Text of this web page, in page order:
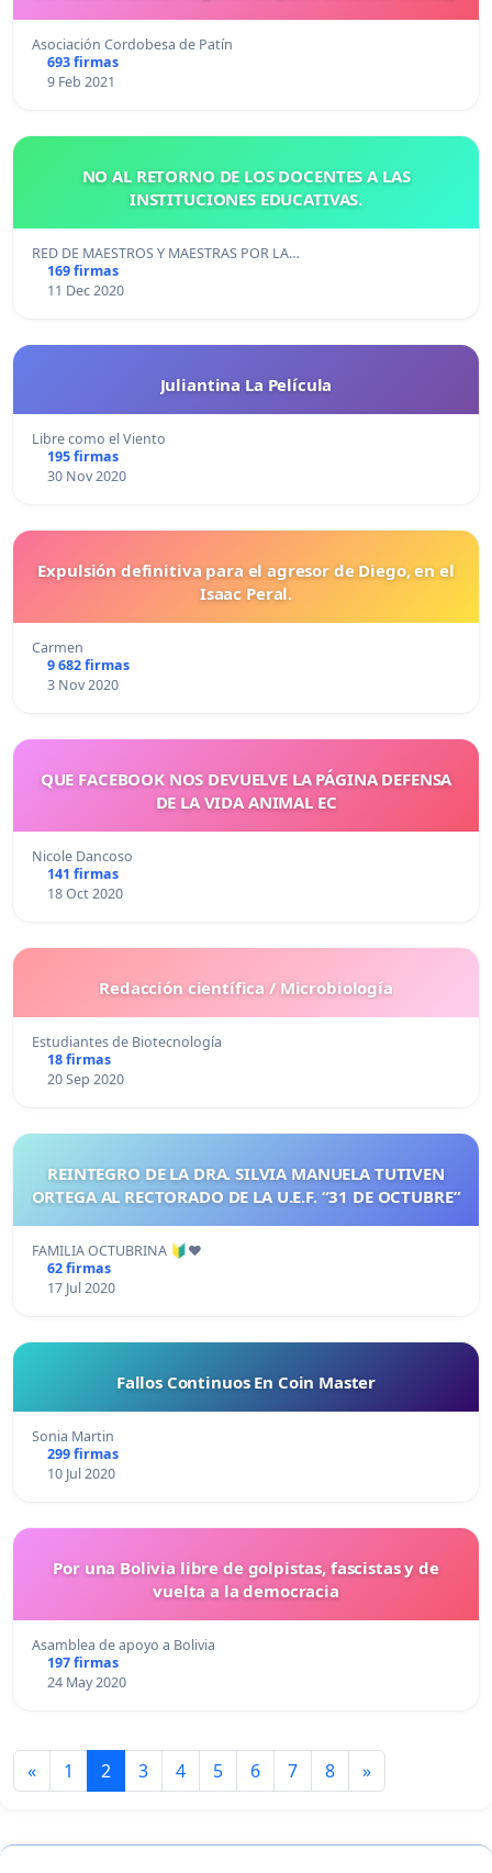
Asociación Cordobesa de Patín
693 firmas
9 Feb 2021
NO AL RETORNO DE LOS DOCENTES A LAS
INSTITUCIONES EDUCATIVAS.
RED DE MAESTROS Y MAESTRAS POR LA…
169 firmas
11 Dec 2020
Juliantina La Película
Libre como el Viento
195 firmas
30 Nov 2020
Expulsión definitiva para el agresor de Diego, en el
Isaac Peral.
Carmen
9 682 firmas
3 Nov 2020
QUE FACEBOOK NOS DEVUELVE LA PÁGINA DEFENSA
DE LA VIDA ANIMAL EC
Nicole Dancoso
141 firmas
18 Oct 2020
Redacción científica / Microbiología
Estudiantes de Biotecnología
18 firmas
20 Sep 2020
REINTEGRO DE LA DRA. SILVIA MANUELA TUTIVEN
ORTEGA AL RECTORADO DE LA U.E.F. “31 DE OCTUBRE”
FAMILIA OCTUBRINA 🔰❤️
62 firmas
17 Jul 2020
Fallos Continuos En Coin Master
Sonia Martin
299 firmas
10 Jul 2020
Por una Bolivia libre de golpistas, fascistas y de
vuelta a la democracia
Asamblea de apoyo a Bolivia
197 firmas
24 May 2020
« 1 2 3 4 5 6 7 8 »